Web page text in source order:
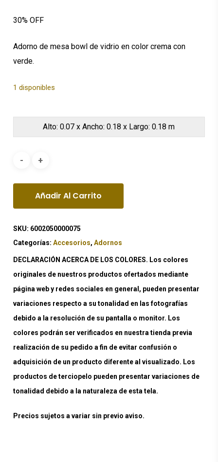
$28.88.$20.21.
30% OFF
Adorno de mesa bowl de vidrio en color crema con
verde.
1 disponibles
Alto: 0.07 x Ancho: 0.18 x Largo: 0.18 m
Añadir Al Carrito
SKU: 6002050000075
Categorías: Accesorios, Adornos
DECLARACIÓN ACERCA DE LOS COLORES. Los colores
originales de nuestros productos ofertados mediante
página web y redes sociales en general, pueden presentar
variaciones respecto a su tonalidad en las fotografías
debido a la resolución de su pantalla o monitor. Los
colores podrán ser verificados en nuestra tienda previa
realización de su pedido a fin de evitar confusión o
adquisición de un producto diferente al visualizado. Los
productos de terciopelo pueden presentar variaciones de
tonalidad debido a la naturaleza de esta tela.
Precios sujetos a variar sin previo aviso.